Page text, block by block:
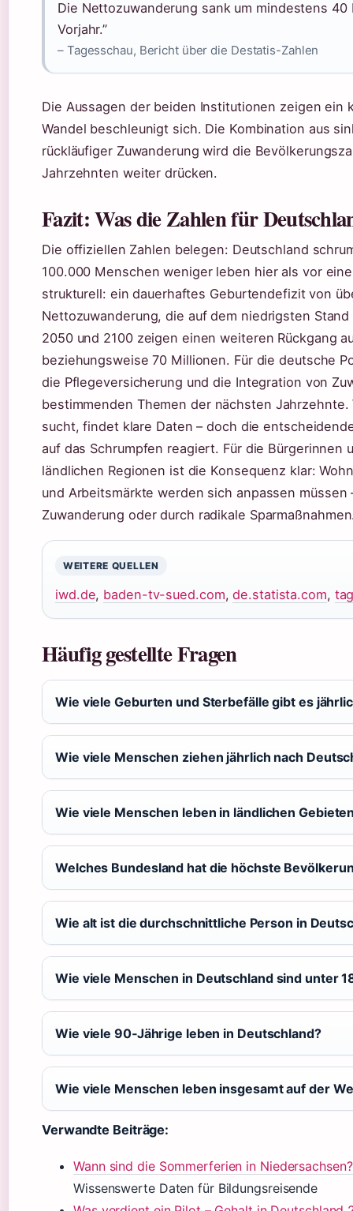
Die Nettozuwanderung sank um mindestens 40
Vorjahr.”
– Tagesschau, Bericht über die Destatis-Zahlen
Die Aussagen der beiden Institutionen zeigen ein
Wandel beschleunigt sich. Die Kombination aus
rückläufiger Zuwanderung wird die
Jahrzehnten weiter drücken.
Fazit: Was die Zahlen für
Die offiziellen Zahlen belegen: Deutschland
100.000 Menschen weniger leben hier als vor
strukturell: ein dauerhaftes Geburtendefizit von
Nettozuwanderung, die auf dem niedrigsten
2050 und 2100 zeigen einen weiteren Rückgang
beziehungsweise 70 Millionen. Für die deutsche
die Pflegeversicherung und die Integration von
bestimmenden Themen der nächsten
sucht, findet klare Daten – doch die
auf das Schrumpfen reagiert. Für die Bürgerinnen
ländlichen Regionen ist die Konsequenz klar:
und Arbeitsmärkte werden sich anpassen
Zuwanderung oder durch radikale
WEITERE QUELLEN
iwd.de, baden-tv-sued.com,de.statista.com,
Häufig gestellte Fragen
Wie viele Geburten und Sterbefälle gibt es
Wie viele Menschen ziehen jährlich nach
Wie viele Menschen leben in ländlichen
Welches Bundesland hat die höchste
Wie alt ist die durchschnittliche Person in
Wie viele Menschen in Deutschland sind unter
Wie viele 90‑Jährige leben in Deutschland?
Wie viele Menschen leben insgesamt auf der
Verwandte Beiträge:
Wann sind die Sommerferien in
Wissenswerte Daten für Bildungsreisende